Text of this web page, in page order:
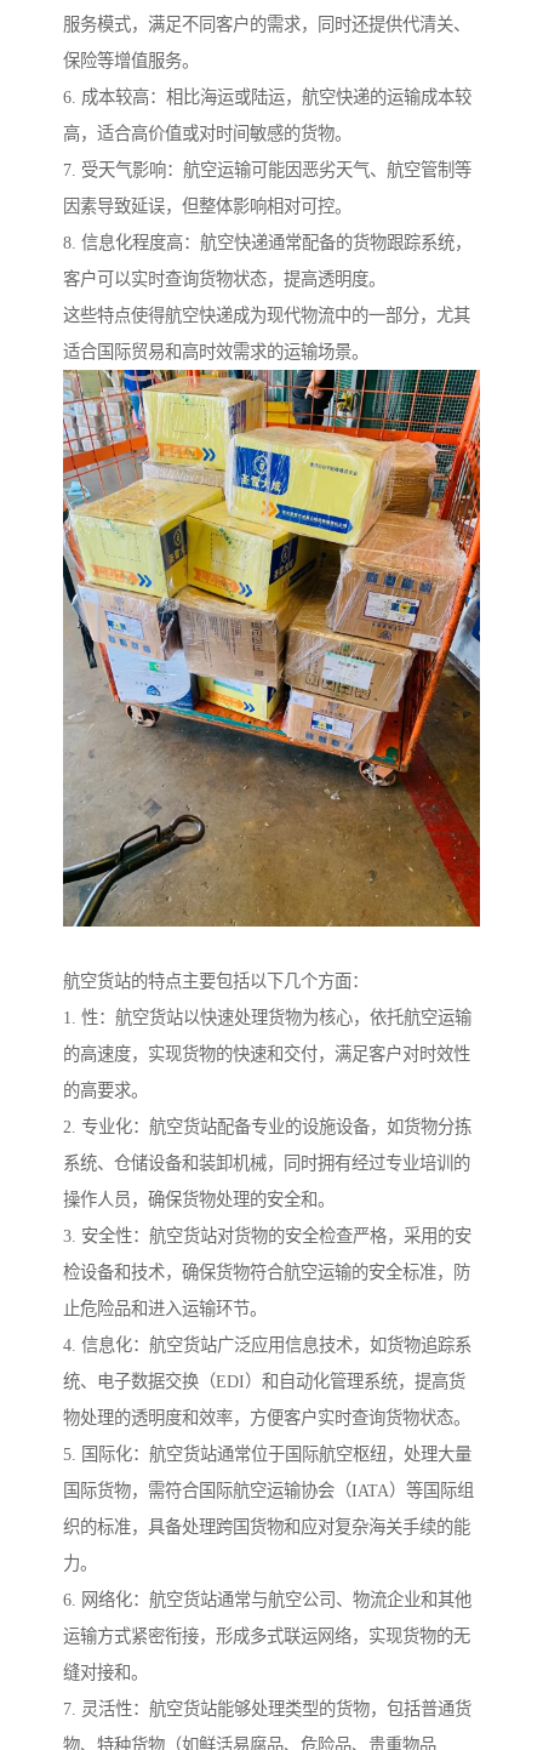
服务模式，满足不同客户的需求，同时还提供代清关、
保险等增值服务。
6. 成本较高：相比海运或陆运，航空快递的运输成本较
高，适合高价值或对时间敏感的货物。
7. 受天气影响：航空运输可能因恶劣天气、航空管制等
因素导致延误，但整体影响相对可控。
8. 信息化程度高：航空快递通常配备的货物跟踪系统，
客户可以实时查询货物状态，提高透明度。
这些特点使得航空快递成为现代物流中的一部分，尤其
适合国际贸易和高时效需求的运输场景。
航空货站的特点主要包括以下几个方面：
1. 性：航空货站以快速处理货物为核心，依托航空运输
的高速度，实现货物的快速和交付，满足客户对时效性
的高要求。
2. 专业化：航空货站配备专业的设施设备，如货物分拣
系统、仓储设备和装卸机械，同时拥有经过专业培训的
操作人员，确保货物处理的安全和。
3. 安全性：航空货站对货物的安全检查严格，采用的安
检设备和技术，确保货物符合航空运输的安全标准，防
止危险品和进入运输环节。
4. 信息化：航空货站广泛应用信息技术，如货物追踪系
统、电子数据交换（EDI）和自动化管理系统，提高货
物处理的透明度和效率，方便客户实时查询货物状态。
5. 国际化：航空货站通常位于国际航空枢纽，处理大量
国际货物，需符合国际航空运输协会（IATA）等国际组
织的标准，具备处理跨国货物和应对复杂海关手续的能
力。
6. 网络化：航空货站通常与航空公司、物流企业和其他
运输方式紧密衔接，形成多式联运网络，实现货物的无
缝对接和。
7. 灵活性：航空货站能够处理类型的货物，包括普通货
物、特种货物（如鲜活易腐品、危险品、贵重物品